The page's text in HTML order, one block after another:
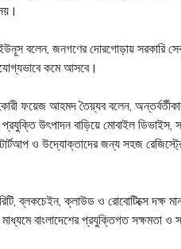
বলেন, জনগণের দোরগোড়ায় সরকারি
কমে আসবে।
ফয়েজ আহমদ তৈয়্যব বলেন,
উৎপাদন বাড়িয়ে মোবাইল ডিভাইস,
ও উদ্যোক্তাদের জন্য সহজ
ব্লকচেইন, ক্লাউড ও রোবোটিক্সে
বাংলাদেশের প্রযুক্তিগত সক্ষমতা ও